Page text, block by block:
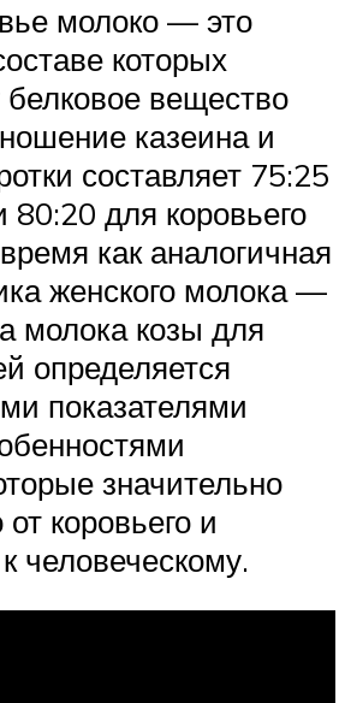
молоко — это
которых
вещество
казеина и
составляет 75:25
80:20 для коровьего
как аналогичная
женского молока —
молока козы для
определяется
показателями
значительно
коровьего и
человеческому.